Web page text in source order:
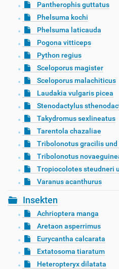
Pantherophis guttatus
Phelsuma kochi
Phelsuma laticauda
Pogona vitticeps
Python regius
Sceloporus magister
Sceloporus malachiticus
Laudakia vulgaris picea
Stenodactylus
Takydromus sexlineatus
Tarentola chazaliae
Tribolonotus gracilis und
Tribolonotus
Tropiocolotes steudneri
Varanus acanthurus
Insekten
Achrioptera manga
Aretaon asperrimus
Eurycantha calcarata
Extatosoma tiaratum
Heteropteryx dilatata